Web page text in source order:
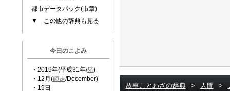
都市データパック(市章)
▼ この他の辞典も見る
今日のこよみ
・2019年(平成31年/猪)
・12月(師走/December)
・19日
故事ことわざの辞典 > 人間 >